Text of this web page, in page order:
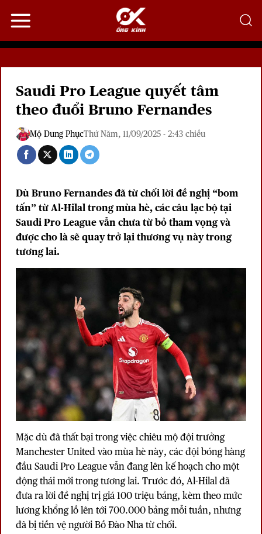
qua
dung
Saudi Pro League quyết tâm
theo đuổi Bruno Fernandes
Mộ Dung PhụcThứ Năm, 11/09/2025 - 2:43 chiều
DùBruno Fernandesđã từ chối lời đề nghị “bom
tấn” từ Al-Hilal trong mùa hè, các câu lạc bộ tại
Saudi Pro Leaguevẫn chưa từ bỏ tham vọng và
được cho là sẽ quay trở lại thương vụ này trong
tương lai.
Mặc dù đã thất bại trong việc chiêu mộ đội trưởng
Manchester United vào mùa hè này, các đội bóng hàng
đầu Saudi Pro League vẫn đang lên kế hoạch cho một
động thái mới trong tương lai. Trước đó, Al-Hilal đã
đưa ra lời đề nghị trị giá 100 triệu bảng, kèm theo mức
lương khổng lồ lên tới 700.000 bảng mỗi tuần, nhưng
đã bị tiền vệ người Bồ Đào Nha từ chối.